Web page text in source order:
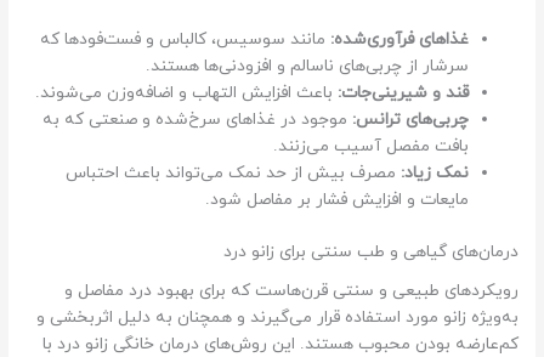
غذاهای فرآوری‌شده: مانند سوسیس، کالباس و فست‌فودها که
سرشار از چربی‌های ناسالم و افزودنی‌ها هستند.
قند و شیرینی‌جات: باعث افزایش التهاب و اضافه‌وزن می‌شوند.
چربی‌های ترانس: موجود در غذاهای سرخ‌شده و صنعتی که به
بافت مفصل آسیب می‌زنند.
نمک زیاد: مصرف بیش از حد نمک می‌تواند باعث احتباس
مایعات و افزایش فشار بر مفاصل شود.
درمان‌های گیاهی و طب سنتی برای زانو درد
رویکردهای طبیعی و سنتی قرن‌هاست که برای بهبود درد مفاصل و
به‌ویژه زانو مورد استفاده قرار می‌گیرند و همچنان به دلیل اثربخشی و
کم‌عارضه بودن محبوب هستند. این روش‌های درمان خانگی زانو درد با